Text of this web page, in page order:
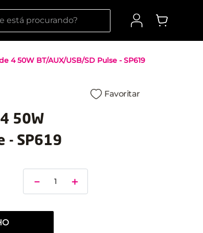
4 50W BT/AUX/USB/SD Pulse - SP619
50W
- SP619
＋
－
Favoritar